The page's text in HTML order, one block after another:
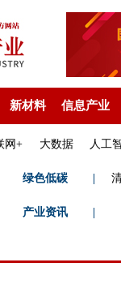
新材料 信息产业
网+ 大数据 人工
绿色低碳
产业资讯